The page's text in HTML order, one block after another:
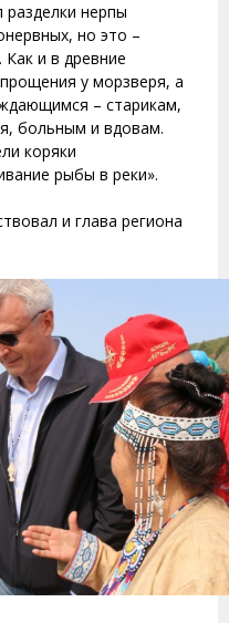
разделки нерпы
но это –
и в древние
у морзверя, а
– старикам,
больным и вдовам.
коряки
рыбы в реки».
и глава региона